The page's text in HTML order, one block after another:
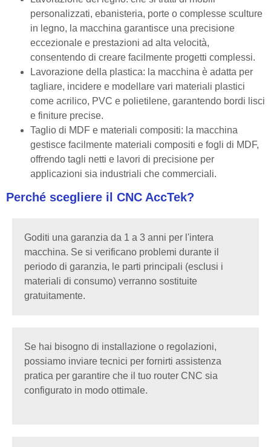
personalizzati, ebanisteria, porte o complesse sculture
in legno, la macchina garantisce una precisione
eccezionale e prestazioni ad alta velocità,
consentendo di creare facilmente progetti complessi.
Lavorazione della plastica: la macchina è adatta per
tagliare, incidere e modellare vari materiali plastici
come acrilico, PVC e polietilene, garantendo bordi lisci
e finiture precise.
Taglio di MDF e materiali compositi: la macchina
gestisce facilmente materiali compositi e fogli di MDF,
offrendo tagli netti e lavori di precisione per
applicazioni sia industriali che commerciali.
Perché scegliere il CNC AccTek?
Goditi una garanzia da 1 a 3 anni per l'intera
macchina. Se si verificano problemi durante il
periodo di garanzia, le parti principali (esclusi i
materiali di consumo) verranno sostituite
gratuitamente.
Se hai bisogno di installazione o regolazioni,
possiamo inviare tecnici per fornirti assistenza
pratica per garantire che il tuo router CNC sia
configurato in modo ottimale.